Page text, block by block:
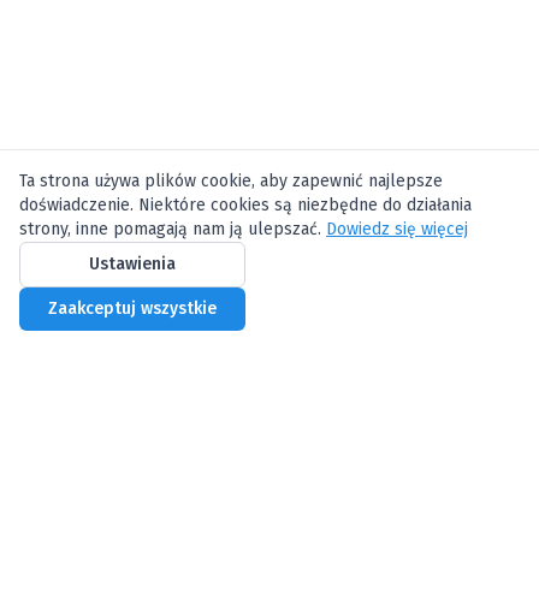
Ta strona używa plików cookie, aby zapewnić najlepsze
doświadczenie. Niektóre cookies są niezbędne do działania
strony, inne pomagają nam ją ulepszać. Dowiedz się więcej
Ustawienia
Zaakceptuj wszystkie